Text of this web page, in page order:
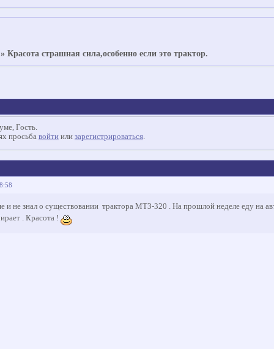
»Красота страшная сила,особенно если это трактор.
Гость.
просьба войтиили зарегистрироваться.
и не знал о существовании трактора МТЗ-320 . На прошлой неделе еду на
. Красота !